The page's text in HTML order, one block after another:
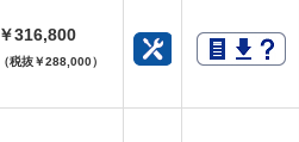
￥316,800
（税抜￥288,000）